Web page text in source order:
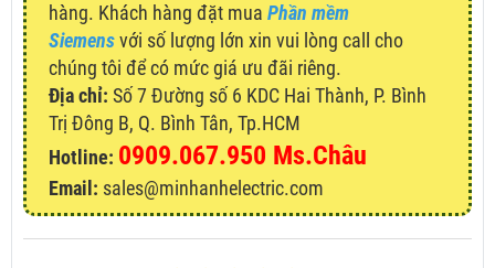
hàng. Khách hàng đặt mua Phần mềm
Siemensvới số lượng lớn xin vui lòng call cho
chúng tôi để có mức giá ưu đãi riêng.
Địa chỉ: Số 7 Đường số 6 KDC Hai Thành, P. Bình
Trị Đông B, Q. Bình Tân, Tp.HCM
Hotline: 0909.067.950 Ms.Châu
Email: sales@minhanhelectric.com